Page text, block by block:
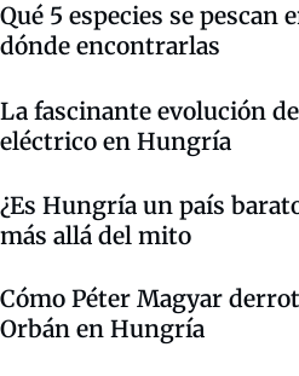
Qué 5 especies se pescan
dónde encontrarlas
La fascinante evolución
eléctrico en Hungría
¿Es Hungría un país
más allá del mito
Cómo Péter Magyar
Orbán en Hungría